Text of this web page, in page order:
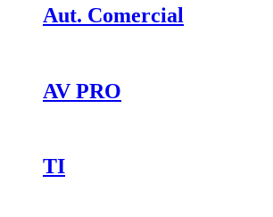
Aut. Comercial
AV PRO
TI